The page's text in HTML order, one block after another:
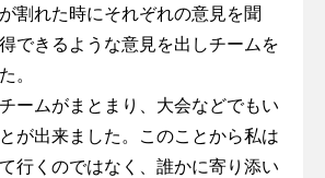
割れた時にそれぞれの意見を聞
できるような意見を出しチームを
。
ームがまとまり、大会などでもい
が出来ました。このことから私は
行くのではなく、誰かに寄り添い